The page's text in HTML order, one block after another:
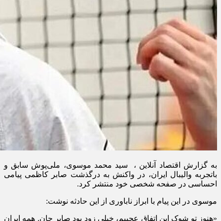
به گزارش اقتصاد آنلاین ، سید محمد موسوی، ملی‌پوش سابق و
باتجربه والیبال ایران، در واکنش به درگذشت صابر کاظمی پیامی
احساسی در صفحه شخصی خود منتشر کرد.
موسوی در این پیام با ابراز ناباوری از این حادثه نوشت:
«هنوز تو شوک این اتفاق عجیبم، خیلی زود بود صابر جان. همه ایران